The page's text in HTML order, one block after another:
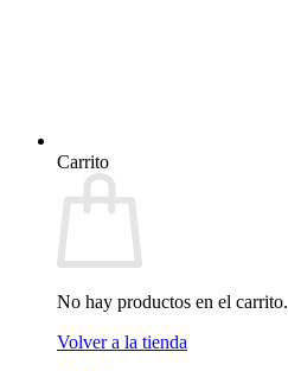
Carrito
No hay productos en el carrito.
Volver a la tienda